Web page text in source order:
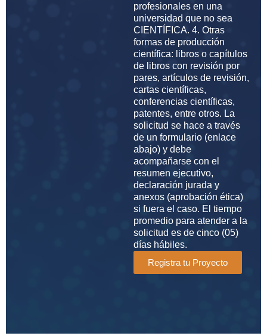
profesionales en una
universidad que no sea
CIENTÍFICA. 4. Otras
formas de producción
científica: libros o capítulos
de libros con revisión por
pares, artículos de revisión,
cartas científicas,
conferencias científicas,
patentes, entre otros. La
solicitud se hace a través
de un formulario (enlace
abajo) y debe
acompañarse con el
resumen ejecutivo,
declaración jurada y
anexos (aprobación ética)
si fuera el caso. El tiempo
promedio para atender a la
solicitud es de cinco (05)
días hábiles.
Registra tu Proyecto